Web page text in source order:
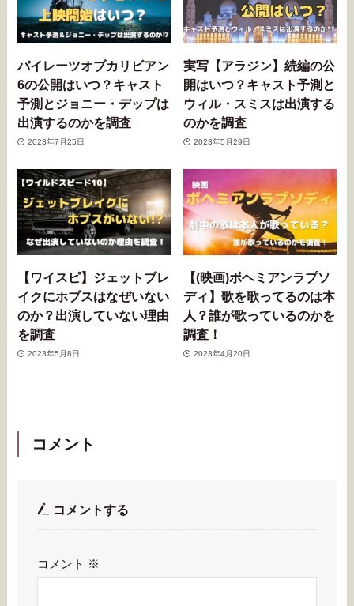
パイレーツオブカリビアン
6の公開はいつ？キャスト
予測とジョニー・デップは
出演するのかを調査
2023年7月25日
実写【アラジン】続編の公
開はいつ？キャスト予測と
ウィル・スミスは出演する
のかを調査
2023年5月29日
【ワイスピ】ジェットブレ
イクにホブスはなぜいない
のか？出演していない理由
を調査
2023年5月8日
【(映画)ボヘミアンラプソ
ディ】歌を歌ってるのは本
人？誰が歌っているのかを
調査！
2023年4月20日
コメント
コメントする
コメント ※